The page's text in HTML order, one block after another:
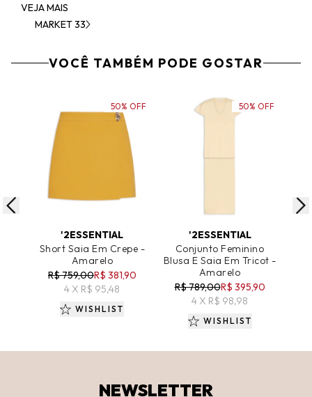
VEJA MAIS
MARKET 33
VOCÊ TAMBÉM PODE GOSTAR
'2ESSENTIAL
Short Saia Em Crepe -
Amarelo
R$ 759,00R$ 381,90
4 X R$ 95,48
50% OFF
WISHLIST
ADICIONAR AO CARRINHO
'2ESSENTIAL
Conjunto Feminino
Blusa E Saia Em Tricot -
Amarelo
R$ 789,00R$ 395,90
4 X R$ 98,98
50% OFF
WISHLIST
NEWSLETTER